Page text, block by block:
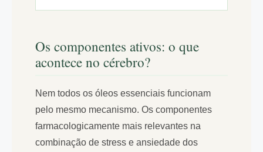
Os componentes ativos: o que
acontece no cérebro?
Nem todos os óleos essenciais funcionam
pelo mesmo mecanismo. Os componentes
farmacologicamente mais relevantes na
combinação de stress e ansiedade dos